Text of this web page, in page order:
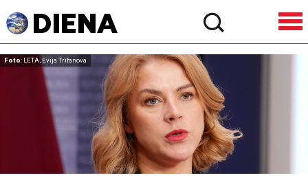
Foto: LETA, Evija Trifanova